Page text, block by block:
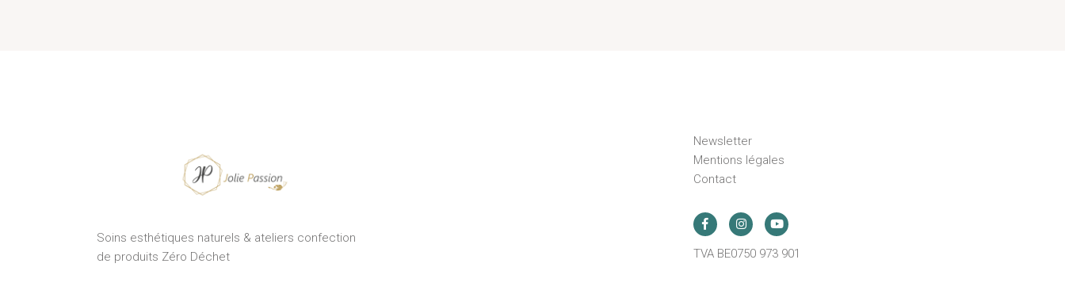
Soins esthétiques naturels & ateliers confection
de produits Zéro Déchet
Newsletter
Mentions légales
Contact
TVA BE0750 973 901